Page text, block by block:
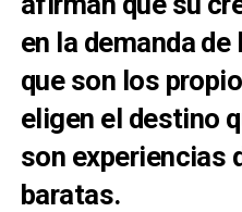
en la demanda
que son los
eligen el destino
son experiencias
baratas.